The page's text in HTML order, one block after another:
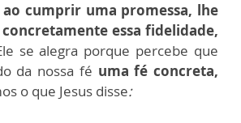
ao cumprir uma promessa, lhe
essa fidelidade,
se alegra porque percebe que
da nossa fé uma fé concreta,
o que Jesus disse: